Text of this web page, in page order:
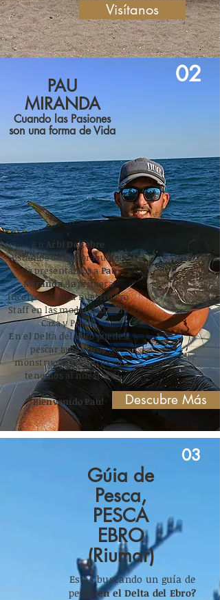
Visítanos
PAU
MIRANDA
Cuando las Pasiones
son una forma de Vida
02
EnArbi Deltebre
Estamos de enhorabuena!
Os presentamos aPau
Miranda, la primera
incorporación a nuestro Pro
Staff en las modalidades de
Caza y Pesca.
En el Delta del Ebro puedes
pescar auténticos
monstruos... Nosotros ya
tenemos al nuestro.
Bienvenido Pau! Descubre Más
Gúia de
Pesca,
PESCA
EBRO
(Riumar)
Estas buscando un guía de
pescaen el Delta del Ebro?
03